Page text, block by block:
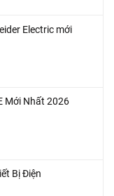
Electric mới
Mới Nhất 2026
Bị Điện